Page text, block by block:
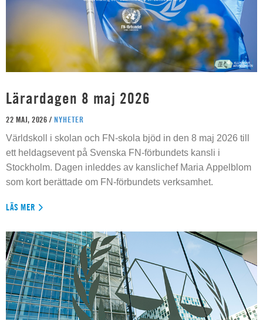
Lärardagen 8 maj 2026
22 MAJ, 2026 / NYHETER
Världskoll i skolan och FN-skola bjöd in den 8 maj 2026 till
ett heldagsevent på Svenska FN-förbundets kansli i
Stockholm. Dagen inleddes av kanslichef Maria Appelblom
som kort berättade om FN-förbundets verksamhet.
LÄS MER